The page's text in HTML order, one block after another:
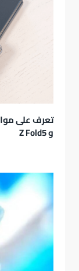
و Z Fold5